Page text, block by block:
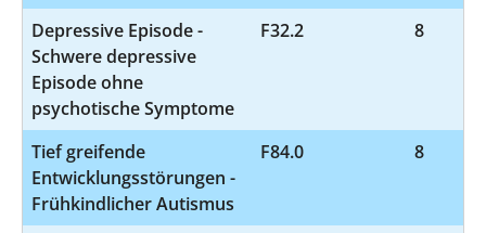
Depressive Episode -
Schwere depressive
Episode ohne
psychotische Symptome
F32.2 8
Tief greifende
Entwicklungsstörungen -
Frühkindlicher Autismus
F84.0 8